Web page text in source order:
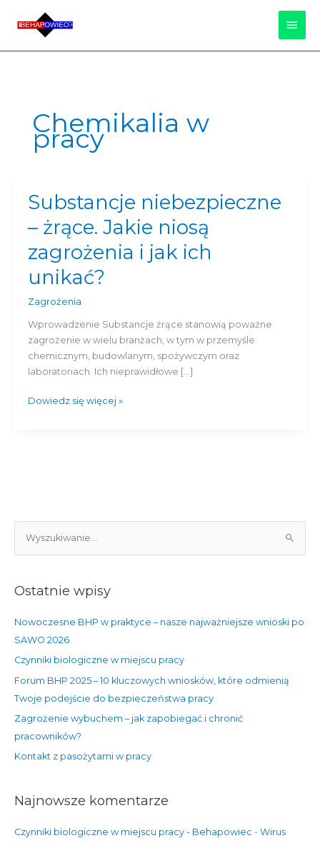
Chemikalia w
pracy
Substancje niebezpieczne
– żrące. Jakie niosą
zagrożenia i jak ich
unikać?
Zagrożenia
Wprowadzenie Substancje żrące stanowią poważne
zagrożenie w wielu branżach, w tym w przemyśle
chemicznym, budowlanym, spożywczym oraz
laboratoriach. Ich nieprawidłowe […]
Substancje
niebezpieczne
–
Jakie
niosą
i
jak
ich
unikać?
Dowiedz się więcej »
z
k
a
Ostatnie wpisy
Nowoczesne BHP w praktyce – nasze najważniejsze wnioski po
SAWO 2026
Czynniki biologiczne w miejscu pracy
Forum BHP 2025 – 10 kluczowych wniosków, które odmienią
Twoje podejście do bezpieczeństwa pracy
Zagrożenie wybuchem – jak zapobiegać i chronić
pracowników?
Kontakt z pasożytami w pracy
Najnowsze komentarze
Czynniki biologiczne w miejscu pracy - Behapowiec - Wirus